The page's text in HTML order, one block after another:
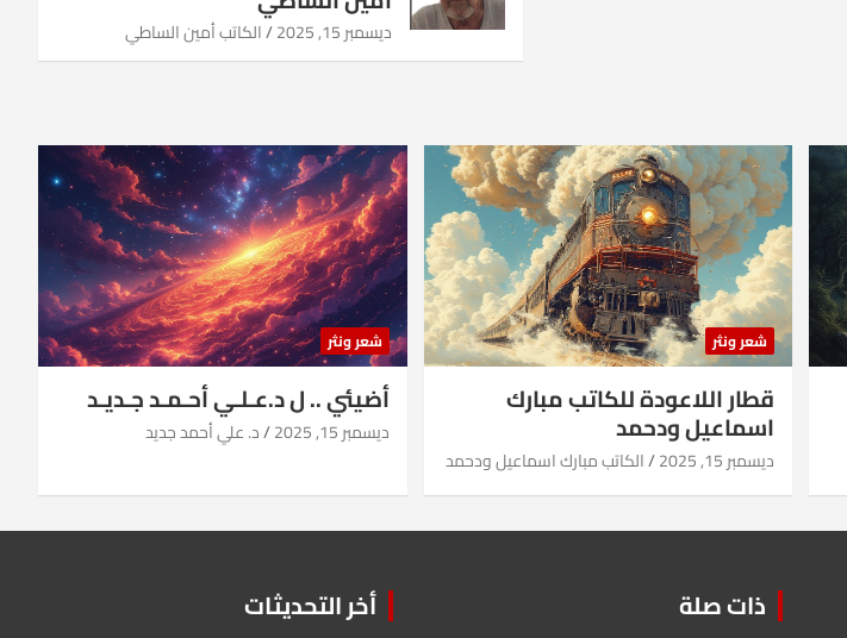
ديسمبر 15, 2025 الكاتب أمين الساطي
شعر ونثر
قطار اللاعودة للكاتب مبارك
اسماعيل ودحمد
ديسمبر 15, 2025 الكاتب مبارك اسماعيل ودحمد
شعر ونثر
أضيئي .. ل د.عـلـي أحـمـد جـديـد
ديسمبر 15, 2025 د. علي أحمد جديد
ذات صلة أخر التحديثات